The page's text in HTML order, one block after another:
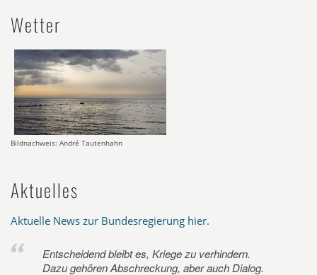
Wetter
Bildnachweis: André Tautenhahn
Aktuelles
Aktuelle News zur Bundesregierung hier.
Entscheidend bleibt es, Kriege zu verhindern.
Dazu gehören Abschreckung, aber auch Dialog.